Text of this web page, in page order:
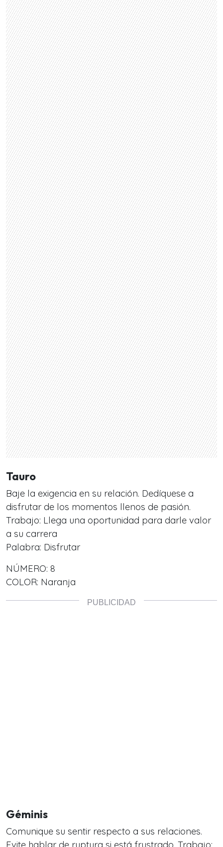
Tauro
Baje la exigencia en su relación. Dedíquese a
disfrutar de los momentos llenos de pasión.
Trabajo: Llega una oportunidad para darle valor
a su carrera
Palabra: Disfrutar
NÚMERO: 8
COLOR: Naranja
Géminis
Comunique su sentir respecto a sus relaciones.
Evite hablar de ruptura si está frustrado. Trabajo: